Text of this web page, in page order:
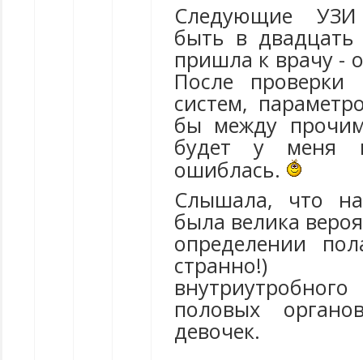
Следующие
быть в
пришла к врачу -
После
систем,
бы между
будет у меня
ошиблась.
Слышала, что
была велика
определении
странно!)
половых
девочек.